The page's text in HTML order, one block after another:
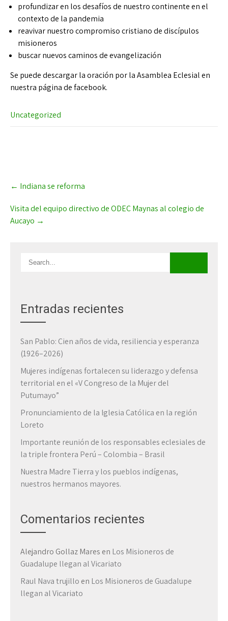
profundizar en los desafíos de nuestro continente en el
contexto de la pandemia
reavivar nuestro compromiso cristiano de discípulos
misioneros
buscar nuevos caminos de evangelización
Se puede descargar la oración por la Asamblea Eclesial en
nuestra página de facebook.
Uncategorized
Post
navigation
← Indiana se reforma
Visita del equipo directivo de ODEC Maynas al colegio de
Aucayo →
Entradas recientes
San Pablo: Cien años de vida, resiliencia y esperanza
(1926–2026)
Mujeres indígenas fortalecen su liderazgo y defensa
territorial en el «V Congreso de la Mujer del
Putumayo”
Pronunciamiento de la Iglesia Católica en la región
Loreto
Importante reunión de los responsables eclesiales de
la triple frontera Perú – Colombia – Brasil
Nuestra Madre Tierra y los pueblos indígenas,
nuestros hermanos mayores.
Comentarios recientes
Alejandro Gollaz Mares en Los Misioneros de
Guadalupe llegan al Vicariato
Raul Nava trujillo en Los Misioneros de Guadalupe
llegan al Vicariato